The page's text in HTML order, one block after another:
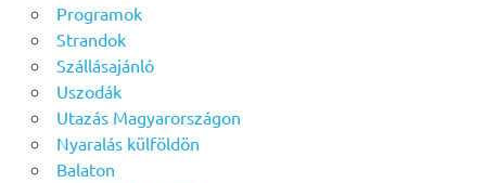
Programok
Strandok
Szállásajánló
Uszodák
Utazás Magyarországon
Nyaralás külföldön
Balaton